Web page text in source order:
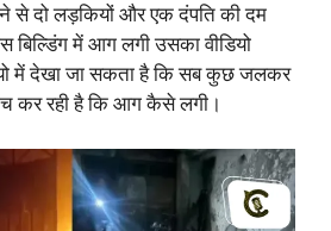
से दो लड़कियों और एक दंपति की दम
बिल्डिंग में आग लगी उसका वीडियो
में देखा जा सकता है कि सब कुछ जलकर
कर रही है कि आग कैसे लगी।